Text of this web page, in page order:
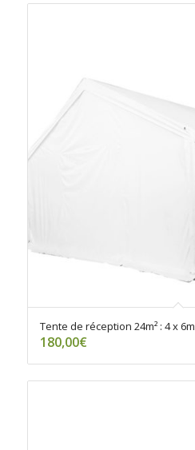
Tente de réception 24m² : 4 x 6m
180,00€